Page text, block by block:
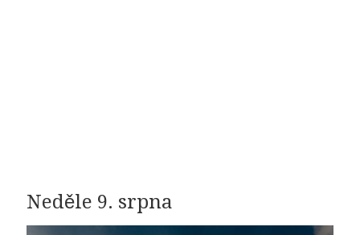
Neděle 9. srpna